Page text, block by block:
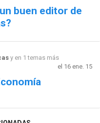
buen editor de
y en 1 temas más
el 16 ene. 15